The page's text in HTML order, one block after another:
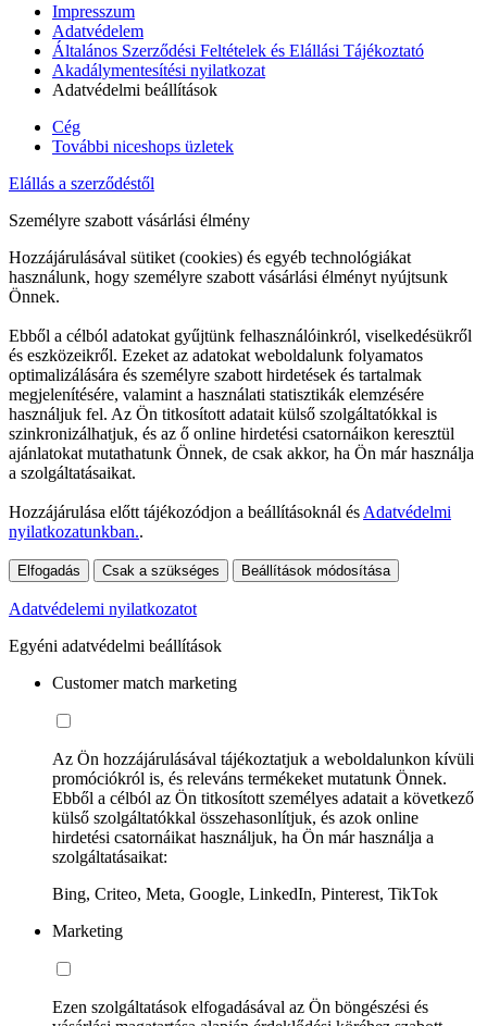
Impresszum
Adatvédelem
Általános Szerződési Feltételek és Elállási Tájékoztató
Akadálymentesítési nyilatkozat
Adatvédelmi beállítások
Cég
További niceshops üzletek
Elállás a szerződéstől
Személyre szabott vásárlási élmény
Hozzájárulásával sütiket (cookies) és egyéb technológiákat
használunk, hogy személyre szabott vásárlási élményt nyújtsunk
Önnek.
Ebből a célból adatokat gyűjtünk felhasználóinkról, viselkedésükről
és eszközeikről. Ezeket az adatokat weboldalunk folyamatos
optimalizálására és személyre szabott hirdetések és tartalmak
megjelenítésére, valamint a használati statisztikák elemzésére
használjuk fel. Az Ön titkosított adatait külső szolgáltatókkal is
szinkronizálhatjuk, és az ő online hirdetési csatornáikon keresztül
ajánlatokat mutathatunk Önnek, de csak akkor, ha Ön már használja
a szolgáltatásaikat.
Hozzájárulása előtt tájékozódjon a beállításoknál és Adatvédelmi
nyilatkozatunkban..
Elfogadás Csak a szükséges Beállítások módosítása
Adatvédelemi nyilatkozatot
Egyéni adatvédelmi beállítások
Customer match marketing
Az Ön hozzájárulásával tájékoztatjuk a weboldalunkon kívüli
promóciókról is, és releváns termékeket mutatunk Önnek.
Ebből a célból az Ön titkosított személyes adatait a következő
külső szolgáltatókkal összehasonlítjuk, és azok online
hirdetési csatornáikat használjuk, ha Ön már használja a
szolgáltatásaikat:
Bing, Criteo, Meta, Google, LinkedIn, Pinterest, TikTok
Marketing
Ezen szolgáltatások elfogadásával az Ön böngészési és